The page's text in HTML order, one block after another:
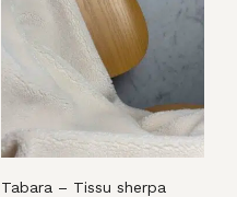
Tabara – Tissu sherpa